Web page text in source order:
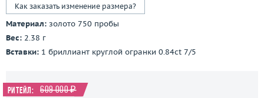
Как заказать изменение размера?
Материал: золото 750 пробы
Вес: 2.38 г
Вставки: 1 бриллиант круглой огранки 0.84ct 7/5
Ритейл: 609 000 ₽